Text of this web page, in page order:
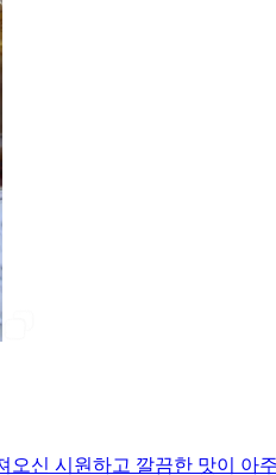
신 시원하고 깔끔한 맛이